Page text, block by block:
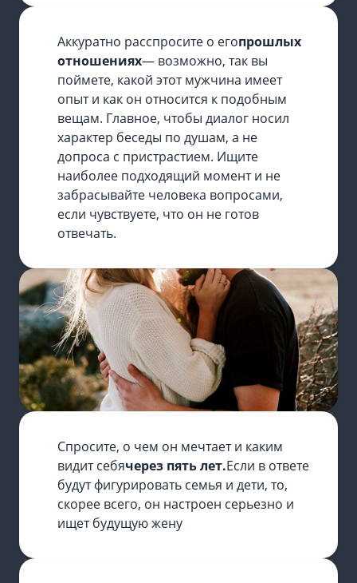
Аккуратно расспросите о егопрошлых
отношениях— возможно, так вы
поймете, какой этот мужчина имеет
опыт и как он относится к подобным
вещам. Главное, чтобы диалог носил
характер беседы по душам, а не
допроса с пристрастием. Ищите
наиболее подходящий момент и не
забрасывайте человека вопросами,
если чувствуете, что он не готов
отвечать.
Спросите, о чем он мечтает и каким
видит себячерез пять лет.Если в ответе
будут фигурировать семья и дети, то,
скорее всего, он настроен серьезно и
ищет будущую жену